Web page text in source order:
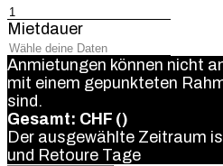
GN
1/1
Serviertablett
Calvis
Menge
Mietdauer
Anmietungen können nicht
mit einem gepunkteten
sind.
Gesamt: CHF ()
Der ausgewählte Zeitraum
und Retoure Tage